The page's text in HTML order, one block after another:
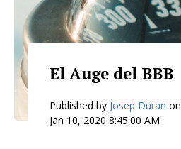
El Auge del BBB
Published by Josep Duranon
Jan 10, 2020 8:45:00 AM